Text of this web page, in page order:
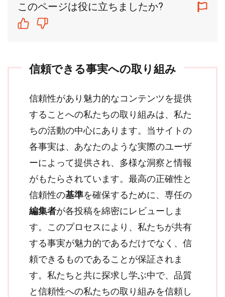
このページは役に立ちましたか?
信頼できる事実への取り組み
信頼性があり魅力的なコンテンツを提供
することへの私たちの取り組みは、私た
ちの活動の中心にあります。当サイトの
各事実は、あなたのような実際のユーザ
ーによって提供され、多様な洞察と情報
がもたらされています。最高の正確性と
信頼性の基準を確保するために、専任の
編集者が各投稿を綿密にレビューしま
す。このプロセスにより、私たちが共有
する事実が魅力的であるだけでなく、信
頼できるものであることが保証されま
す。私たちと共に探求し学ぶ中で、品質
と信頼性への私たちの取り組みを信頼し